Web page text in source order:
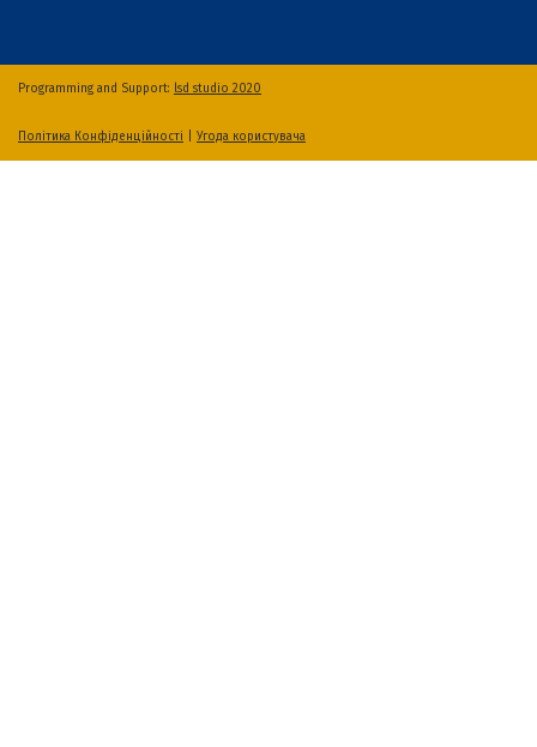
Programming and Support: lsd studio 2020
Політика Конфіденційності Угода користувача